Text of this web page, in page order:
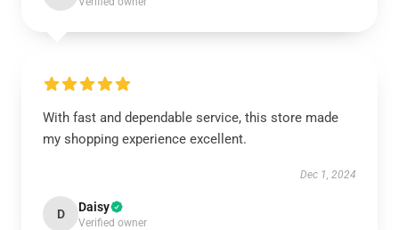
With fast and dependable service, this store made
my shopping experience excellent.
Dec 1, 2024
D Daisy
Verified owner